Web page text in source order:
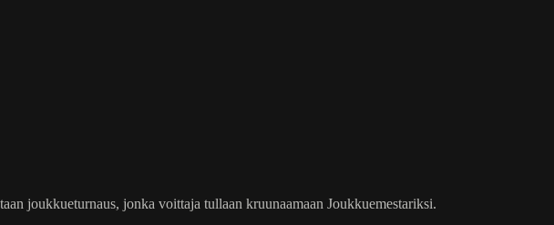
joukkueturnaus, jonka voittaja tullaan kruunaamaan Joukkuemestariksi.